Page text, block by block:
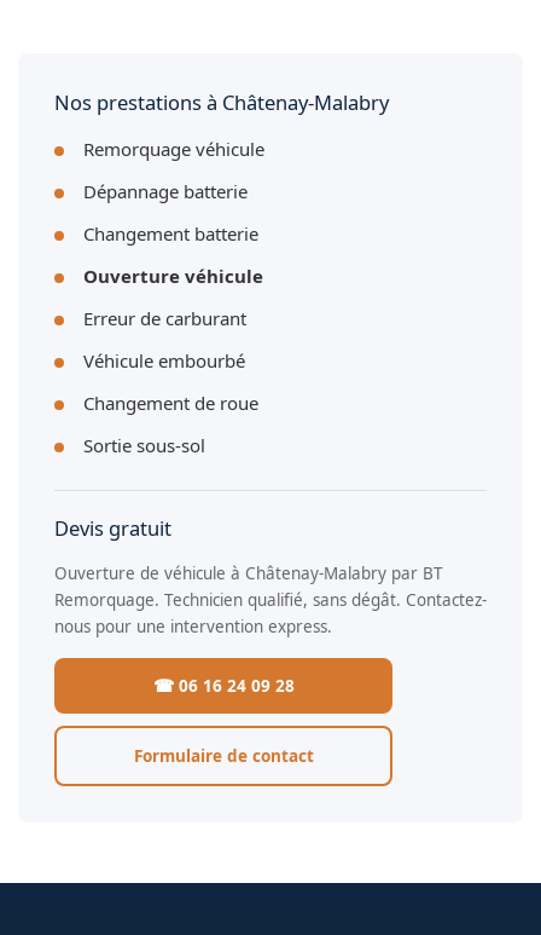
Nos prestations à Châtenay-Malabry
Remorquage véhicule
Dépannage batterie
Changement batterie
Ouverture véhicule
Erreur de carburant
Véhicule embourbé
Changement de roue
Sortie sous-sol
Devis gratuit
Ouverture de véhicule à Châtenay-Malabry par BT
Remorquage. Technicien qualifié, sans dégât. Contactez-
nous pour une intervention express.
☎ 06 16 24 09 28
Formulaire de contact